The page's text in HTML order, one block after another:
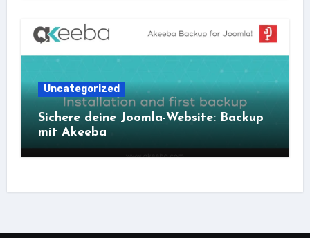
Uncategorized
Sichere deine Joomla-Website: Backup
mit Akeeba